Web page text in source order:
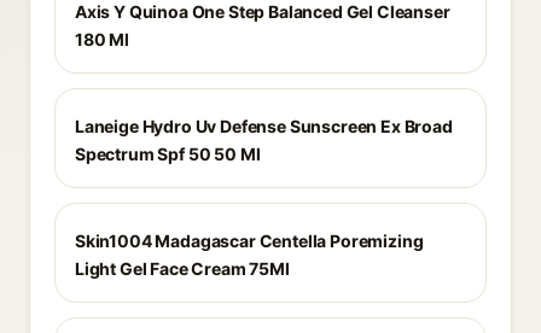
Axis Y Quinoa One Step Balanced Gel Cleanser
180 Ml
Laneige Hydro Uv Defense Sunscreen Ex Broad
Spectrum Spf 50 50 Ml
Skin1004 Madagascar Centella Poremizing
Light Gel Face Cream 75Ml